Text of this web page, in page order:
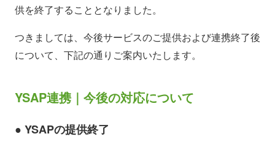
供を終了することとなりました。
つきましては、今後サービスのご提供および連携終了後
について、下記の通りご案内いたします。
YSAP連携｜今後の対応について
● YSAPの提供終了